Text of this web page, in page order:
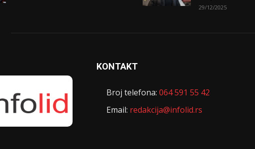
29/12/2025
KONTAKT
Broj telefona: 064 591 55 42
Email: redakcija@infolid.rs